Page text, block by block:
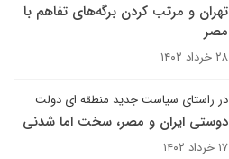
تهران و مرتب کردن برگه‌های تفاهم با
مصر
۲۸ خرداد ۱۴۰۲
در راستای سیاست جدید منطقه ای دولت
دوستی ایران و مصر، سخت اما شدنی
۱۷ خرداد ۱۴۰۲